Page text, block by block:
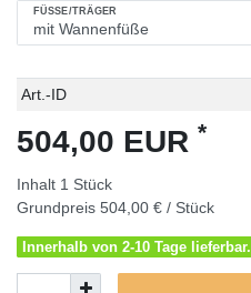
FÜSSE/TRÄGER
Technisches
Wert
Art.-ID
504,00 EUR *
Inhalt 1 Stück
Grundpreis 504,00 € / Stück
Innerhalb von 2-10 Tage lieferbar.